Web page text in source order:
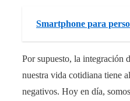
Smartphone para
Por supuesto, la integración
nuestra vida cotidiana tiene
negativos. Hoy en día,